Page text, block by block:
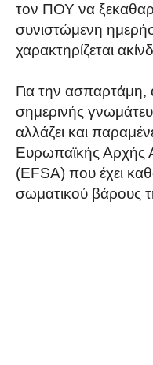
τον ΠΟΥ να
συνιστώμενη
χαρακτηρίζεται
Για την ασπαρτάμη,
σημερινής
αλλάζει και
Ευρωπαϊκής Αρχής
(EFSA) που έχει
σωματικού βάρους